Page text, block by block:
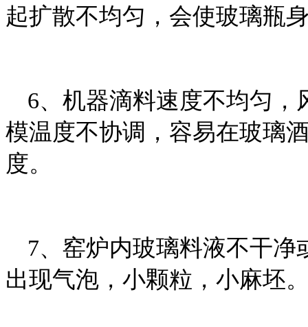
起扩散不均匀，会使玻璃瓶
6、机器滴料速度不均匀
模温度不协调，容易在玻璃
度。
7、窑炉内玻璃料液不干
出现气泡，小颗粒，小麻坯